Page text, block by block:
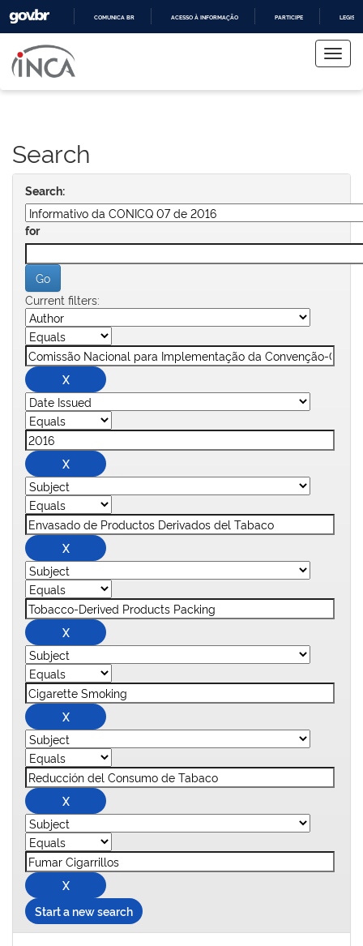
COMUNICA BR ACESSO À INFORMAÇÃO PARTICIPE
navigation
Search
Search:
for
Current filters:
Start a new search